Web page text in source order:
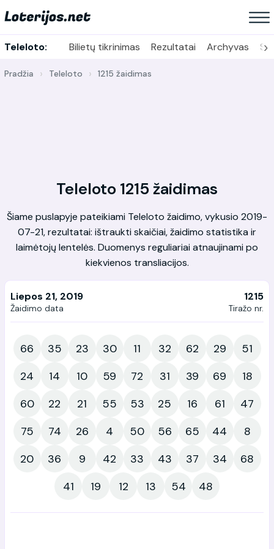
Teleloto: Bilietų tikrinimas Rezultatai Archyvas ›
Pradžia Teleloto 1215 žaidimas
Teleloto 1215 žaidimas
Šiame puslapyje pateikiami Teleloto žaidimo, vykusio 2019-
07-21, rezultatai: ištraukti skaičiai, žaidimo statistika ir
laimėtojų lentelės. Duomenys reguliariai atnaujinami po
kiekvienos transliacijos.
Liepos 21, 2019
Žaidimo data
1215
Tiražo nr.
66 35 23 30 11 32 62 29
51
24
14 10 59 72 31 39 69
18
60
22 21 55 53 25 16 61
47
75
74 26 4 50 56 65 44
8
20
36 9 42 33 43 37 34
68
41
19 12 13 54 48